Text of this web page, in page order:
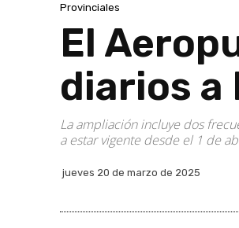
Provinciales
El
diarios a
La ampliación incluye dos
a estar vigente desde el 1 de
jueves 20 de marzo de 2025